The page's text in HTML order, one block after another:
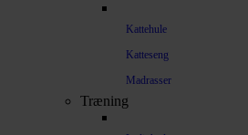
Kattehule
Katteseng
Madrasser
Træning